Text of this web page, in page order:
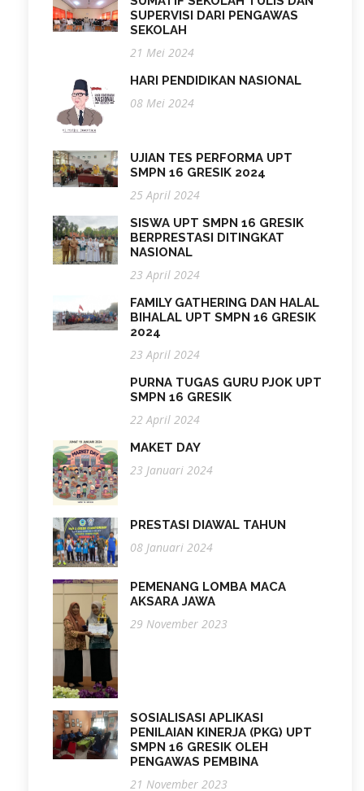
SUPERVISI DARI PENGAWAS
SEKOLAH
21 Mei 2024
HARI PENDIDIKAN NASIONAL
08 Mei 2024
UJIAN TES PERFORMA UPT
SMPN 16 GRESIK 2024
25 April 2024
SISWA UPT SMPN 16 GRESIK
BERPRESTASI DITINGKAT
NASIONAL
23 April 2024
FAMILY GATHERING DAN HALAL
BIHALAL UPT SMPN 16 GRESIK
2024
23 April 2024
PURNA TUGAS GURU PJOK UPT
SMPN 16 GRESIK
22 April 2024
MAKET DAY
23 Januari 2024
PRESTASI DIAWAL TAHUN
08 Januari 2024
PEMENANG LOMBA MACA
AKSARA JAWA
29 November 2023
SOSIALISASI APLIKASI
PENILAIAN KINERJA (PKG) UPT
SMPN 16 GRESIK OLEH
PENGAWAS PEMBINA
21 November 2023